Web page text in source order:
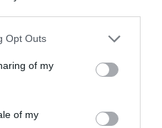
Opt Outs
of my
of my
lecteurs !
participez